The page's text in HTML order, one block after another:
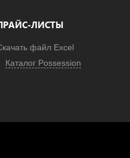
ЛИСТЫ
файл Excel
Каталог Possession